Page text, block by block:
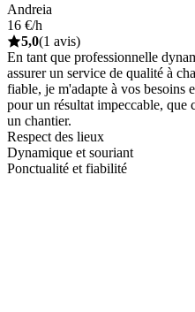
Andreia
16 €/h
5,0(1 avis)
En tant que professionnelle
assurer un service de qualité à
fiable, je m'adapte à vos besoins
pour un résultat impeccable, que
un chantier.
Respect des lieux
Dynamique et souriant
Ponctualité et fiabilité